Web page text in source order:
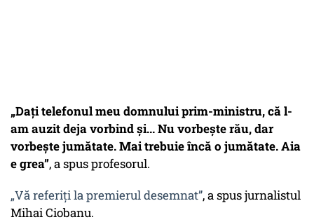
„Dați telefonul meu domnului prim-ministru, că l-
am auzit deja vorbind și... Nu vorbește rău, dar
vorbește jumătate. Mai trebuie încă o jumătate. Aia
e grea”, a spus profesorul.
„Vă referiți la premierul desemnat”, a spus jurnalistul
Mihai Ciobanu.